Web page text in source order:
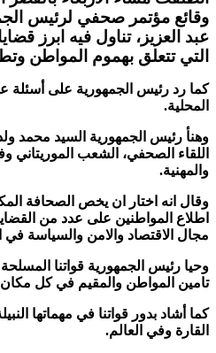
وقائع مؤتمر صحفي لرئيس
عبد العزيز، تناول فيه ابرز
التي تتعلق بهموم المواطن
كما رد رئيس الجمهورية على أسئلة
المحلية.
وهنأ رئيس الجمهورية السيد محمد
اللقاء الصحفي، الشعب الموريتاني
والمهنية.
وقال انه اختار ان يخص الصحافة
اطلاع المواطنين على عدد من
مجال الاقتصاد والامن والسياسة في
وحيا رئيس الجمهورية قواتنا
تامين المواطن والمقيم في كل
كما أشاد بدور قواتنا في مهماتها
القارة وفي العالم.